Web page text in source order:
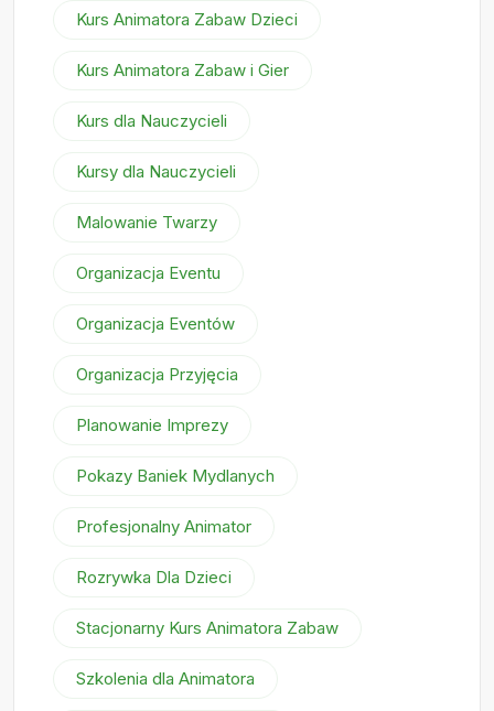
Kurs Animatora Zabaw Dzieci
Kurs Animatora Zabaw i Gier
Kurs dla Nauczycieli
Kursy dla Nauczycieli
Malowanie Twarzy
Organizacja Eventu
Organizacja Eventów
Organizacja Przyjęcia
Planowanie Imprezy
Pokazy Baniek Mydlanych
Profesjonalny Animator
Rozrywka Dla Dzieci
Stacjonarny Kurs Animatora Zabaw
Szkolenia dla Animatora